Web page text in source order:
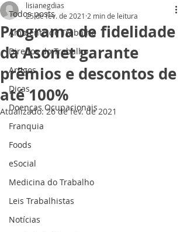
Todos posts
Ambiente de Trabalho
Direitos do Trabalho
Artigos
Dicas
Doenças Ocupacionais
Franquia
Foods
eSocial
Medicina do Trabalho
Leis Trabalhistas
Notícias
Programa de fidelidade
da Asonet garante
prêmios e descontos de
até 100%
lisianegdias
25 de fev. de 2021 2 min de leitura
Atualizado:26 de fev. de 2021